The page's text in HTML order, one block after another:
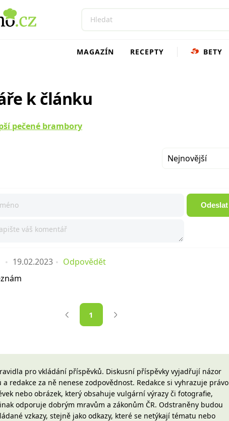
MAGAZÍN RECEPTY BETY
k článku
pečené brambory
Nejnovější
Odeslat
19.02.2023
Odpovědět
1
pro vkládání příspěvků. Diskusní příspěvky vyjadřují názor
redakce za ně nenese zodpovědnost. Redakce si vyhrazuje právo
nebo obrázek, který obsahuje vulgární výrazy či fotografie,
odporuje dobrým mravům a zákonům ČR. Odstraněny budou
vzkazy, stejně jako odkazy, které se netýkají tématu nebo